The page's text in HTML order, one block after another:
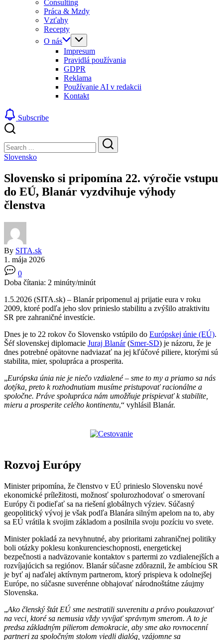
Consulting
Práca & Mzdy
Vzťahy
Recepty
O nás
Impresum
Pravidlá používania
GDPR
Reklama
Používanie AI v redakcii
Kontakt
Subscribe
Search
Search
Slovensko
Slovensko si pripomína 22. výročie vstupu
do EÚ, Blanár vyzdvihuje výhody
členstva
By SITA.sk
1. mája 2026
0
Doba čítania: 2 minúty/minút
1.5.2026 (SITA.sk) – Blanár pripomenul aj prijatie eura v roku
2009, ktoré podľa jeho slov prinieslo stabilitu a zvýšilo atraktivitu
SR pre zahraničné investície.
Dnes je to 22 rokov čo Slovensko vstúpilo do Európskej únie (EÚ).
Šéf slovenskej diplomacie Juraj Blanár(Smer-SD) je názoru, že je
dnes potrebné opätovne nadviazať na jej kľúčové piliere, ktorými sú
stabilita, mier, spolupráca a prosperita.
„Európska únia nie je niečo vzdialené – sme to my a priamo sa nás
dotýka, preto k rozhodnutiam musíme pristupovať racionálne a
spoločne. Práve spolupráca nám umožňuje prispievať k stabilite,
mieru a prosperite celého kontinentu,“ vyhlásil Blanár.
Rozvoj Európy
Minister pripomína, že členstvo v EÚ prinieslo Slovensku nové
ekonomické príležitosti, možnosť spolurozhodovať o smerovaní
Európy či podieľať sa na riešení globálnych výziev. Súčasný
geopolitický vývoj je však podľa Blanára silným apelom na to, aby
sa EÚ vrátila k svojim základom a posilnila svoju pozíciu vo svete.
Minister pokladá za nevyhnutné, aby prioritami zahraničnej politiky
boli otázky poklesu konkurencieschopnosti, energetickej
bezpečnosti a nadväzovanie kontaktov s partermi zo vzdialenejších a
rozvíjajúcich sa regiónov. Blanár súčasne zdôraznil, že ambíciou SR
je byť aj naďalej aktívnym partnerom, ktorý prispieva k odolnejšej
Európe, no súčasne suverénne obhajovať národnoštátne záujmy
Slovenska.
„Ako členský štát EÚ sme nestratili suverenitu a právo poukazovať
na veci, ktoré sa nemusia vždy vyvíjať správnym smerom. A to je
predsa základným pilierom demokracie, aby sme ako rovnocenní
partneri za spoločným stolom viedli dialóg, vzájomne sa